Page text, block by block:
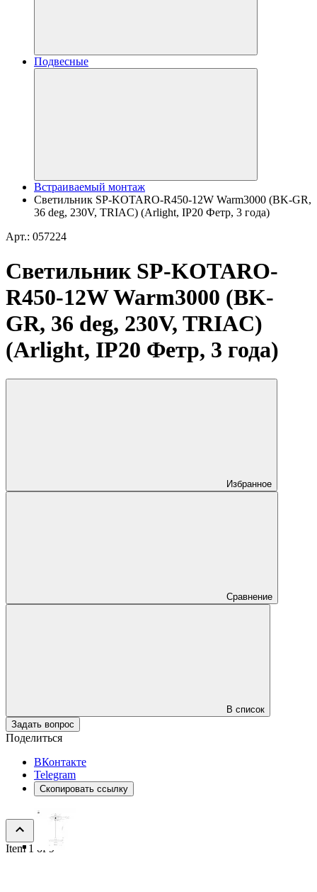
Подвесные
Встраиваемый монтаж
Светильник SP-KOTARO-R450-12W Warm3000 (BK-GR,
36 deg, 230V, TRIAC) (Arlight, IP20 Фетр, 3 года)
Арт.: 057224
Светильник SP-KOTARO-
R450-12W Warm3000 (BK-
GR, 36 deg, 230V, TRIAC)
(Arlight, IP20 Фетр, 3 года)
Избранное
Сравнение
В список
Задать вопрос
Поделиться
ВКонтакте
Telegram
Скопировать ссылку
Item 1 of 9